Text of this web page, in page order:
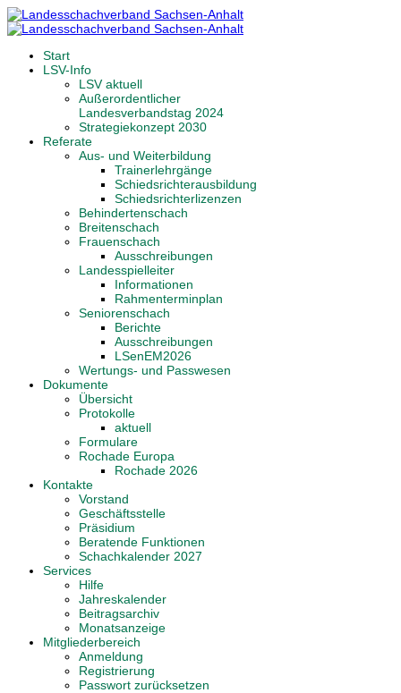
Start
LSV-Info
LSV aktuell
Außerordentlicher
Landesverbandstag 2024
Strategiekonzept 2030
Referate
Aus- und Weiterbildung
Trainerlehrgänge
Schiedsrichterausbildung
Schiedsrichterlizenzen
Behindertenschach
Breitenschach
Frauenschach
Ausschreibungen
Landesspielleiter
Informationen
Rahmenterminplan
Seniorenschach
Berichte
Ausschreibungen
LSenEM2026
Wertungs- und Passwesen
Dokumente
Übersicht
Protokolle
aktuell
Formulare
Rochade Europa
Rochade 2026
Kontakte
Vorstand
Geschäftsstelle
Präsidium
Beratende Funktionen
Schachkalender 2027
Services
Hilfe
Jahreskalender
Beitragsarchiv
Monatsanzeige
Mitgliederbereich
Anmeldung
Registrierung
Passwort zurücksetzen